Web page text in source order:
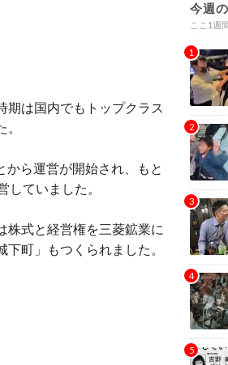
期は国内でもトップクラス
ら運営が開始され、もと
ていました。
株式と経営権を三菱鉱業に
町」もつくられました。
今週
ここ1週